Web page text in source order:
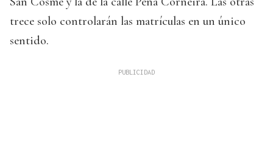
trece solo controlarán las matrículas en un único
sentido.